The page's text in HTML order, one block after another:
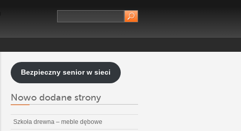
Bezpieczny senior w sieci
Nowo dodane strony
Szkoła drewna – meble dębowe